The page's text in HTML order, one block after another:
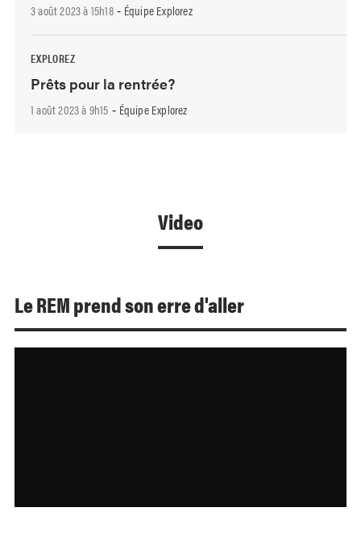
3 août 2023 à 15h18- Équipe Explorez
EXPLOREZ
Prêts pour la rentrée?
1 août 2023 à 9h15 - Équipe Explorez
Video
Le REM prend son erre d'aller